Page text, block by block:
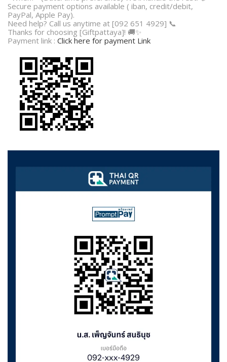
Secure payment options available ( iban, credit/debit,
PayPal, Apple Pay).
Need help? Call us anytime at [092 651 4929] 📞
Thanks for choosing [Giftpattaya]! 🚚✨
Payment link : Click here for payment Link